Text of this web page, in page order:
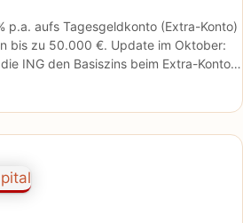
p.a. aufs Tagesgeldkonto (Extra-Konto)
bis zu 50.000 €. Update im Oktober:
ING den Basiszins beim Extra-Konto.